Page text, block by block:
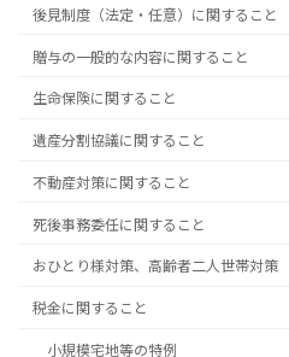
後見制度（法定・任意）に関すること
贈与の一般的な内容に関すること
生命保険に関すること
遺産分割協議に関すること
不動産対策に関すること
死後事務委任に関すること
おひとり様対策、高齢者二人世帯対策
税金に関すること
小規模宅地等の特例